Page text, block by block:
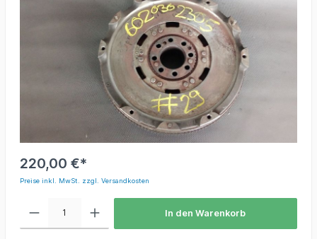
220,00 €*
Preise inkl. MwSt. zzgl. Versandkosten
In den Warenkorb